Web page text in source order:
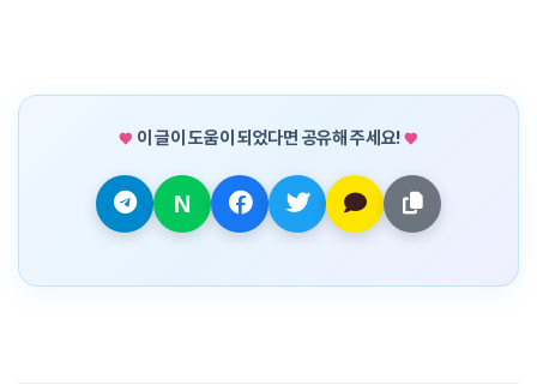
이 글이 도움이 되었다면 공유해 주세요!